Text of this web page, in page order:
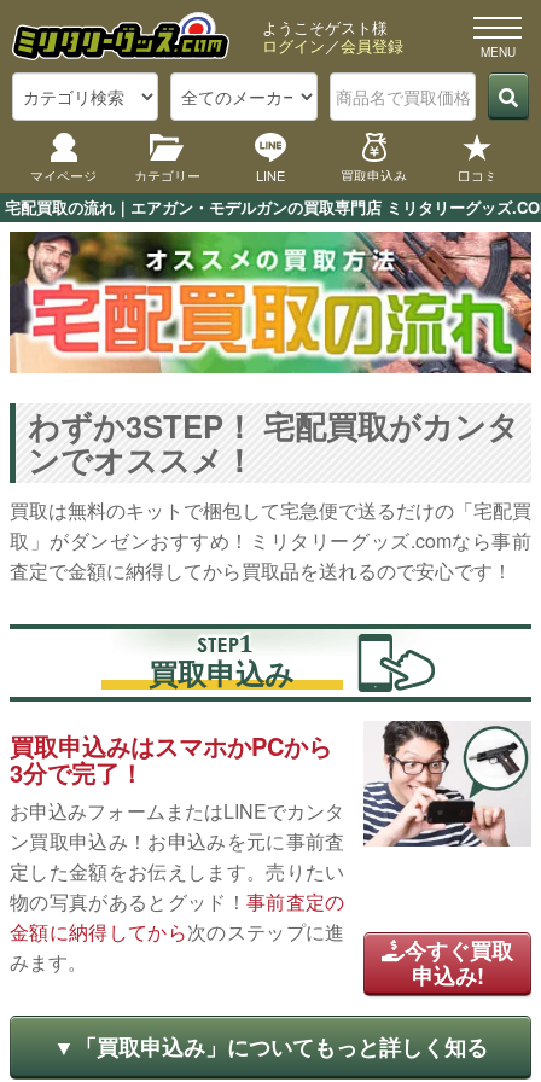
宅配買取の流れ｜エアガン・モデルガンの買取専門店 ミリタリーグッズ
ようこそゲスト様
ログイン／会員登録
マイページ カテゴリー LINE 買取申込み 口コミ
わずか3STEP！ 宅配買取がカンタ
ンでオススメ！
買取は無料のキットで梱包して宅急便で送るだけの「宅配買
取」がダンゼンおすすめ！ミリタリーグッズ.comなら事前
査定で金額に納得してから買取品を送れるので安心です！
買取申込み
買取申込みはスマホかPCから
3分で完了！
お申込みフォームまたはLINEでカンタ
ン買取申込み！お申込みを元に事前査
定した金額をお伝えします。売りたい
物の写真があるとグッド！ 事前査定の
金額に納得してから次のステップに進
みます。
▼「買取申込み」についてもっと詳しく知る
今すぐ買取
申込み!